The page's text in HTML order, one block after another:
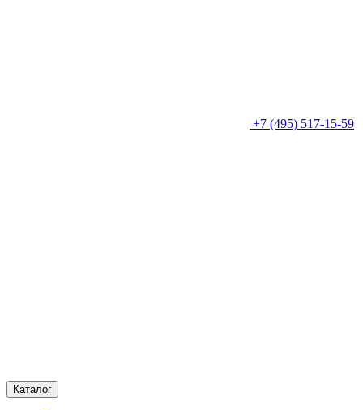
+7 (495) 517-15-59
Каталог